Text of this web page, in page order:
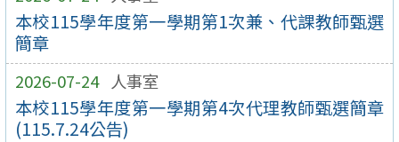
本校115學年度第一學期第1次兼、代課教師甄選
簡章
2026-07-24 人事室
本校115學年度第一學期第4次代理教師甄選簡章
(115.7.24公告)